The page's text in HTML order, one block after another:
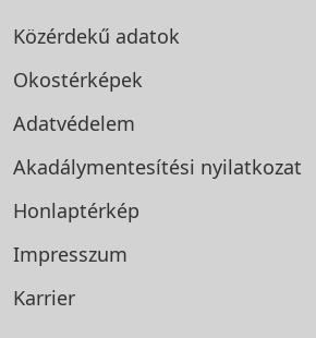
Közérdekű adatok
Okostérképek
Adatvédelem
Akadálymentesítési nyilatkozat
Honlaptérkép
Impresszum
Karrier